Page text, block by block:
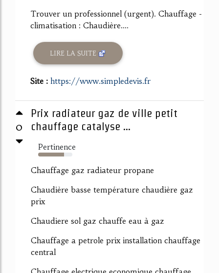
Trouver un professionnel (urgent). Chauffage -
climatisation : Chaudière....
LIRE LA SUITE
Site : https://www.simpledevis.fr
0
Prix radiateur gaz de ville petit
chauffage catalyse ...
Pertinence
75%
Chauffage gaz radiateur propane
Chaudière basse température chaudière gaz
prix
Chaudiere sol gaz chauffe eau à gaz
Chauffage a petrole prix installation chauffage
central